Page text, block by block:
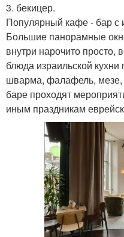
3. бекицер.
Популярный кафе - бар с
Большие панорамные
внутри нарочито просто,
блюда израильской
шварма, фалафель, мезе,
баре проходят
иным праздникам